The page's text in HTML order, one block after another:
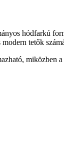
hódfarkú
tetők